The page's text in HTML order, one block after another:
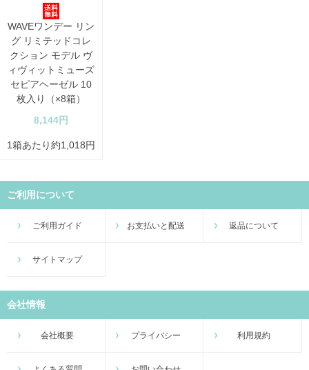
WAVEワンデー リン
グ リミテッドコレ
クション モデル ヴ
ィヴィットミューズ
セピアヘーゼル 10
枚入り（×8箱）
8,144円
1箱あたり約1,018円
ご利用について
ご利用ガイド お支払いと配送 返品について
サイトマップ
会社情報
会社概要 プライバシー 利用規約